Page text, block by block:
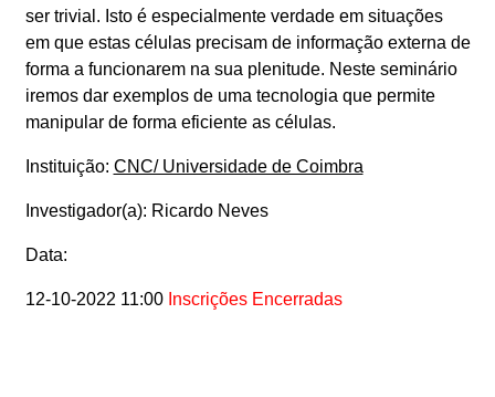
ser trivial. Isto é especialmente verdade em situações
em que estas células precisam de informação externa de
forma a funcionarem na sua plenitude. Neste seminário
iremos dar exemplos de uma tecnologia que permite
manipular de forma eficiente as células.
Instituição: CNC/ Universidade de Coimbra
Investigador(a): Ricardo Neves
Data:
12-10-2022 11:00 Inscrições Encerradas